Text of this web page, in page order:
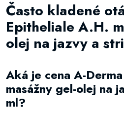
Často kladené
Epitheliale A.H.
olej na jazvy a
Aká je cena A-
masážny gel-olej na
ml?